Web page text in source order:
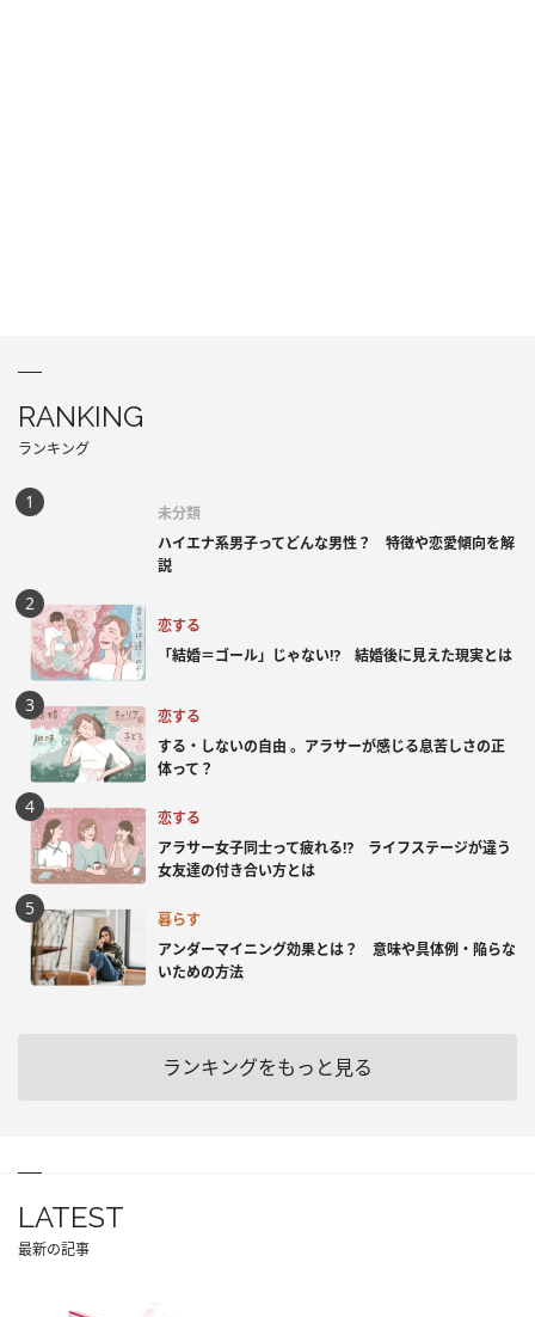
RANKING
ランキング
未分類
ハイエナ系男子ってどんな男性？ 特徴や恋愛傾向を解
説
恋する
「結婚＝ゴール」じゃない⁉ 結婚後に見えた現実とは
恋する
する・しないの自由 。アラサーが感じる息苦しさの正
体って？
恋する
アラサー女子同士って疲れる⁉ ライフステージが違う
女友達の付き合い方とは
暮らす
アンダーマイニング効果とは？ 意味や具体例・陥らな
いための方法
ランキングをもっと見る
LATEST
最新の記事